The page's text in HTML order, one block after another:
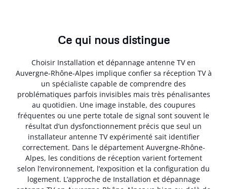
Ce qui nous distingue
Choisir Installation et dépannage antenne TV en
Auvergne-Rhône-Alpes implique confier sa réception TV à
un spécialiste capable de comprendre des
problématiques parfois invisibles mais très pénalisantes
au quotidien. Une image instable, des coupures
fréquentes ou une perte totale de signal sont souvent le
résultat d’un dysfonctionnement précis que seul un
installateur antenne TV expérimenté sait identifier
correctement. Dans le département Auvergne-Rhône-
Alpes, les conditions de réception varient fortement
selon l’environnement, l’exposition et la configuration du
logement. L’approche de Installation et dépannage